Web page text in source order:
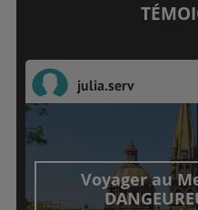
julia.serv
Voyager au